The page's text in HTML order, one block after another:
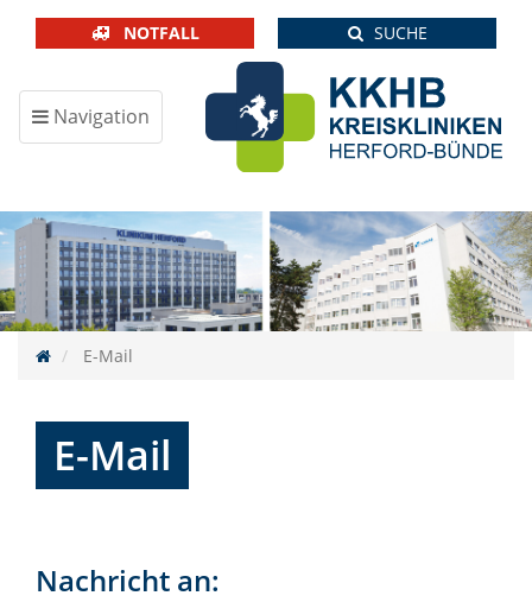
NOTFALL SUCHE
Navigation
ein-/ausblenden
E-Mail
E-Mail
Nachricht an: